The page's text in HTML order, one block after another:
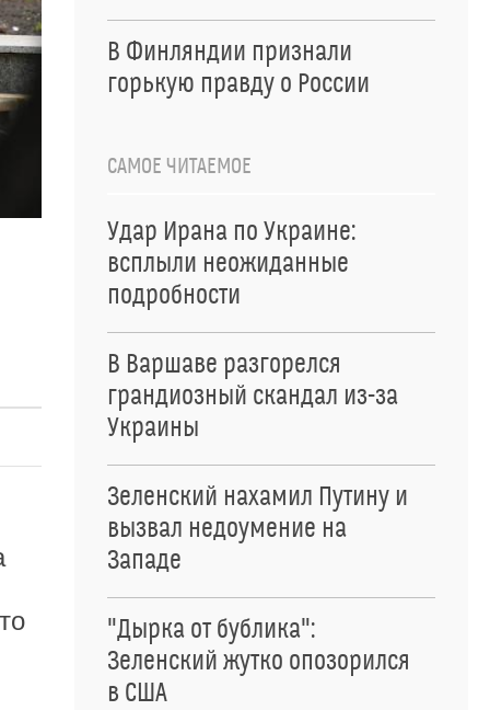
В Финляндии признали
горькую правду о России
САМОЕ ЧИТАЕМОЕ
Удар Ирана по Украине:
всплыли неожиданные
подробности
В Варшаве разгорелся
грандиозный скандал из-за
Украины
Зеленский нахамил Путину и
вызвал недоумение на
Западе
"Дырка от бублика":
Зеленский жутко опозорился
в США